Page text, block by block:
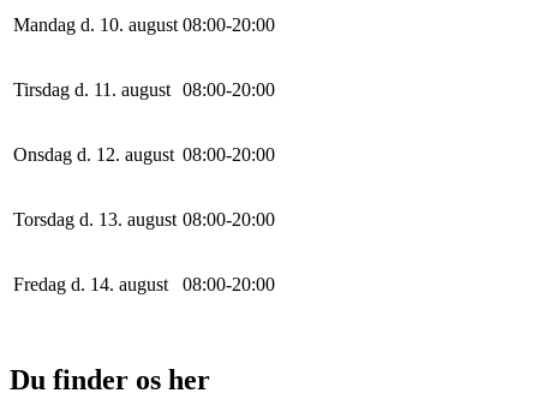
Mandag d. 10. august 08:00-20:00
Tirsdag d. 11. august 08:00-20:00
Onsdag d. 12. august 08:00-20:00
Torsdag d. 13. august 08:00-20:00
Fredag d. 14. august 08:00-20:00
Du finder os her